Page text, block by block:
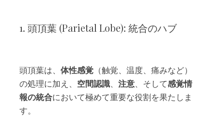
1. 頭頂葉 (Parietal Lobe): 統合のハブ
頭頂葉は、 体性感覚 （触覚、温度、痛みなど）
の処理に加え、 空間認識、 注意、そして感覚情
報の統合において極めて重要な役割を果たしま
す。